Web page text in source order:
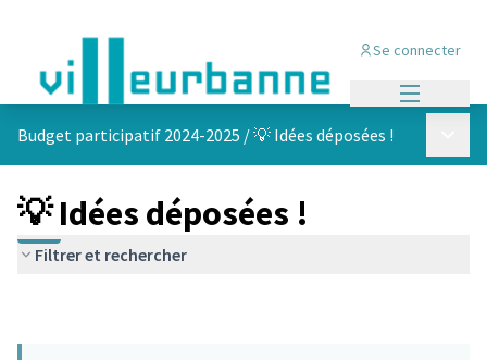
Se connecter
Budget participatif 2024-2025 /💡 Idées déposées !
💡 Idées déposées !
Filtrer et rechercher